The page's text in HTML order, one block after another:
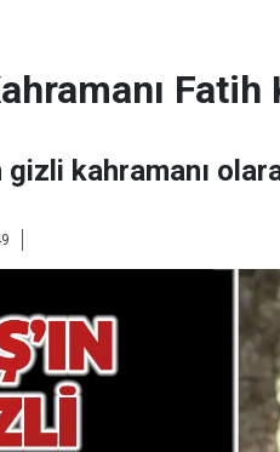
Fatih
kahramanı